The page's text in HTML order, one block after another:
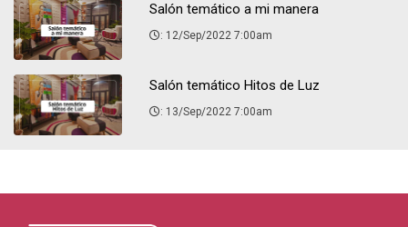
Salón temático a mi manera
: 12/Sep/2022 7:00am
Salón temático Hitos de Luz
: 13/Sep/2022 7:00am